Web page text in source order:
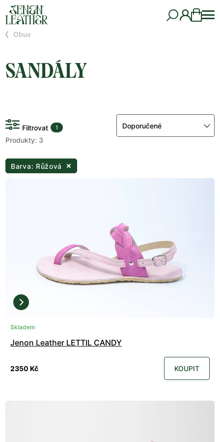
Obuv
SANDÁLY
Filtrovat 1
Produkty: 3
Doporučené
Barva: Růžová
Skladem
Jenon Leather LETTIL CANDY
2350 Kč KOUPIT